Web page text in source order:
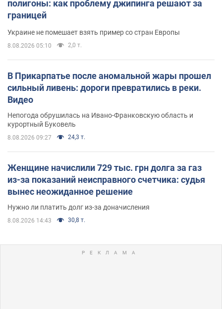
полигоны: как проблему джипинга решают за
границей
Украине не помешает взять пример со стран Европы
8.08.2026 05:10 2,0 т.
В Прикарпатье после аномальной жары прошел
сильный ливень: дороги превратились в реки.
Видео
Непогода обрушилась на Ивано-Франковскую область и
курортный Буковель
8.08.2026 09:27 24,3 т.
Женщине начислили 729 тыс. грн долга за газ
из-за показаний неисправного счетчика: судья
вынес неожиданное решение
Нужно ли платить долг из-за доначисления
8.08.2026 14:43 30,8 т.